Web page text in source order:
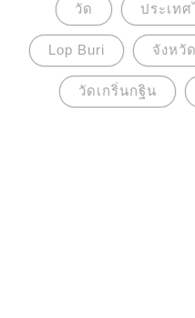
วัด ประเท
Lop Buri จังหวั
วัดเกริ่นกฐิน